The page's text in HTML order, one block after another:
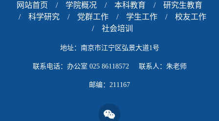
网站首页 / 学院概况 / 本科教育 /
研究生教育
/
科学研究 / 党群工作 / 学生工作 /
校友工作
/
社会培训
地址：南京市江宁区弘景大道1号
联系电话：办公室 025 86118572 联系人：朱老师
邮编：211167